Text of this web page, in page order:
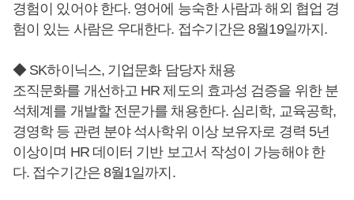
경험이 있어야 한다. 영어에 능숙한 사람과 해외 협업 경
험이 있는 사람은 우대한다. 접수기간은 8월19일까지.
◆ SK하이닉스, 기업문화 담당자 채용
조직문화를 개선하고 HR 제도의 효과성 검증을 위한 분
석체계를 개발할 전문가를 채용한다. 심리학, 교육공학,
경영학 등 관련 분야 석사학위 이상 보유자로 경력 5년
이상이며 HR 데이터 기반 보고서 작성이 가능해야 한
다. 접수기간은 8월1일까지.